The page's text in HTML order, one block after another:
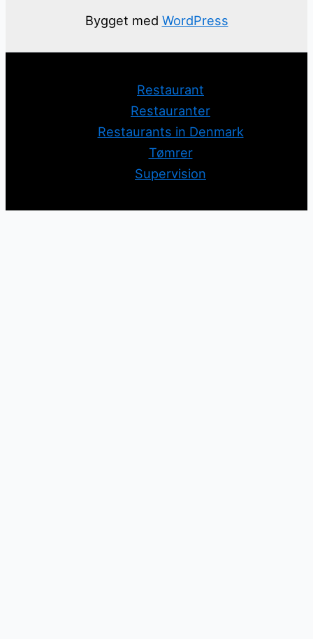
Bygget med WordPress
Restaurant
Restauranter
Restaurants in Denmark
Tømrer
Supervision